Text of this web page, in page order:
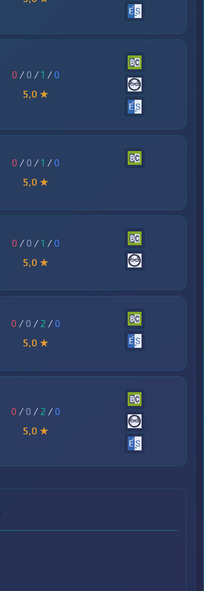
0 / 0 /1 /0
5,0 ★
0 / 0 /1 /0
5,0 ★
0 / 0 /1 /0
5,0 ★
0 / 0 / 2 /0
5,0 ★
0 / 0 / 2 /0
5,0 ★